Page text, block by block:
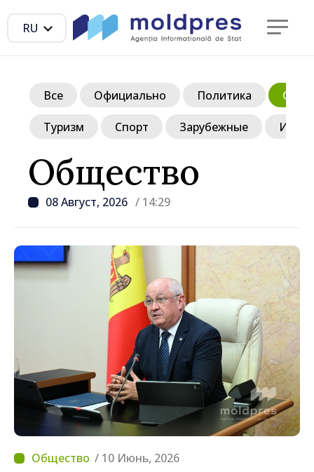
RU
Общество
08 Август, 2026 / 14:29
Все Официально Политика
Туризм Спорт Зарубежные
/ 10 Июнь, 2026